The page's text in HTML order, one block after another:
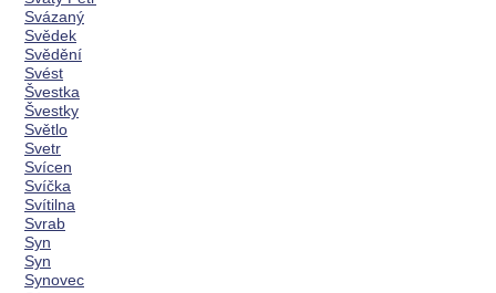
Svázaný
Svědek
Svědění
Svést
Švestka
Švestky
Světlo
Svetr
Svícen
Svíčka
Svítilna
Svrab
Syn
Syn
Synovec